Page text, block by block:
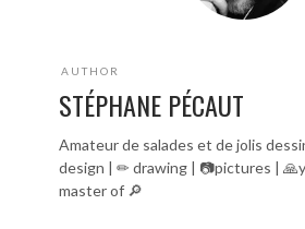
AUTHOR
STÉPHANE PÉCAUT
Amateur de salades et de jolis
design | ✏ drawing | 📷pictures |
master of 🔎